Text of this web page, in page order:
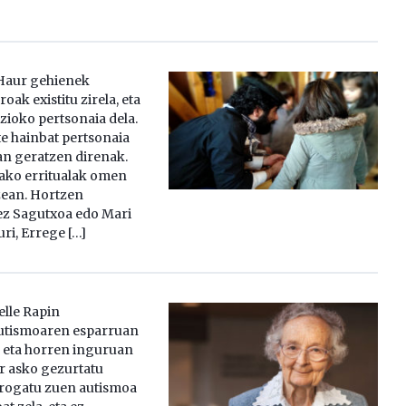
gehienek
existitu zirela, eta
pertsonaia dela.
hainbat pertsonaia
geratzen direnak.
erritualak omen
Hortzen
Sagutxoa edo Mari
Errege […]
Rapin
esparruan
eta horren inguruan
asko gezurtatu
zuen autismoa